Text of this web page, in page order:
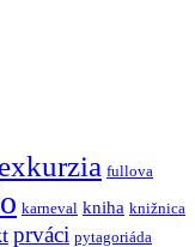
exkurzia fullova
karneval kniha knižnica
prváci pytagoriáda